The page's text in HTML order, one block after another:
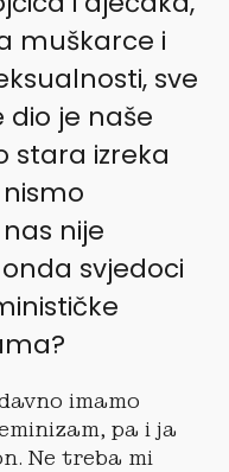
muškarce i
sve
dio je naše
stara izreka
nije
svjedoci
imamo
pa i ja
Ne treba mi